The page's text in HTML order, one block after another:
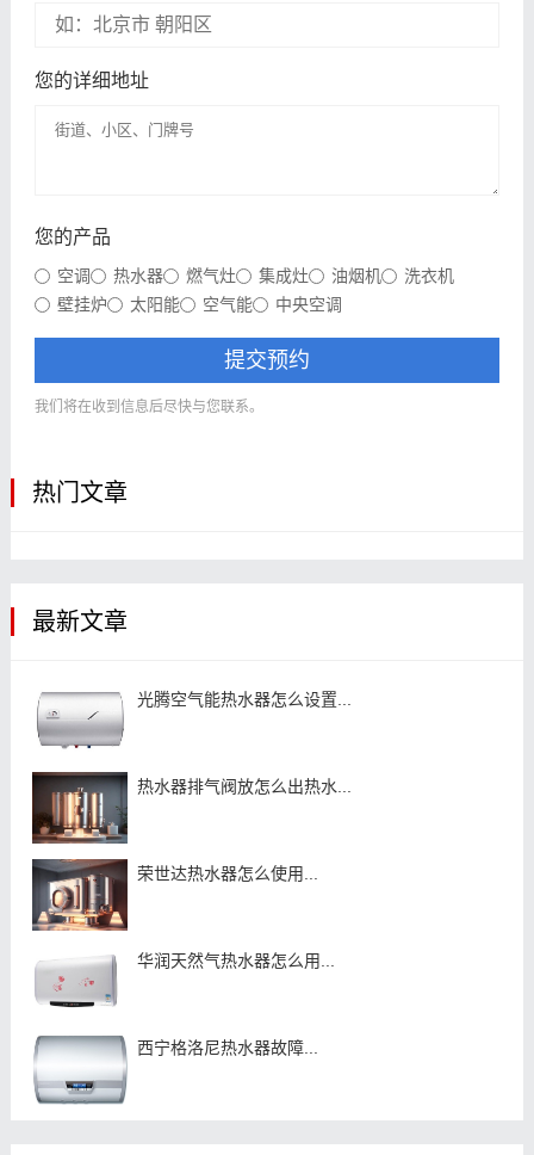
您的详细地址
您的产品
空调 热水器 燃气灶 集成灶 油烟机
洗衣机
壁挂炉
太阳能 空气能 中央空调
提交预约
我们将在收到信息后尽快与您联系。
热门文章
最新文章
光腾空气能热水器怎么设置...
热水器排气阀放怎么出热水...
荣世达热水器怎么使用...
华润天然气热水器怎么用...
西宁格洛尼热水器故障...